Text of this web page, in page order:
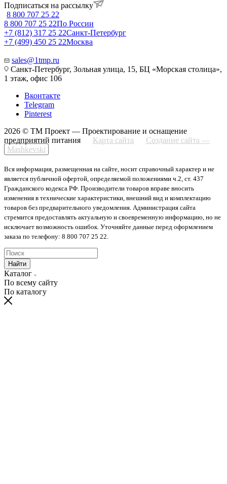
Подписаться на рассылку
8 800 707 25 22
8 800 707 25 22По России
+7 (812) 317 25 22Санкт-Петербург
+7 (499) 450 25 22Москва
sales@1tmp.ru
Санкт-Петербург, Зольная улица, 15, БЦ «Морская столица»,
1 этаж, офис 106
Вконтакте
Telegram
Pinterest
2026 © ТМ Проект — Проектирование и оснащение
предприятий питания
Карта сайта
Создание сайта —
Mashkevski
Вся информация, размещенная на сайте, носит справочный характер и не
является публичной офертой, определяемой положениями ч.2, ст. 437
Гражданского кодекса РФ. Производители товаров вправе вносить
изменения в технические характеристики, внешний вид и комплектацию
товаров без предварительного уведомления. Администрация сайта
стремится предоставлять актуальную и своевременную информацию, но не
исключает возможность ошибок. Уточняйте данные перед оформлением
заказа по телефону: 8 800 707 25 22.
Найти
Каталог
По всему сайту
По каталогу